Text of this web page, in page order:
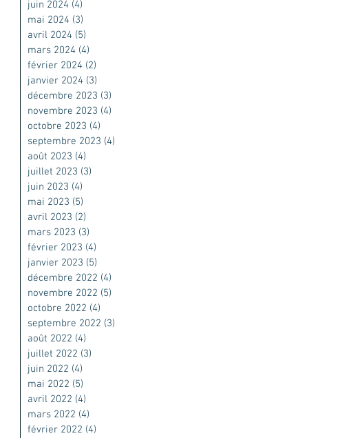
juin 2024 (4)
mai 2024 (3)
avril 2024 (5)
mars 2024 (4)
février 2024 (2)
janvier 2024 (3)
décembre 2023 (3)
novembre 2023 (4)
octobre 2023 (4)
septembre 2023 (4)
août 2023 (4)
juillet 2023 (3)
juin 2023 (4)
mai 2023 (5)
avril 2023 (2)
mars 2023 (3)
février 2023 (4)
janvier 2023 (5)
décembre 2022 (4)
novembre 2022 (5)
octobre 2022 (4)
septembre 2022 (3)
août 2022 (4)
juillet 2022 (3)
juin 2022 (4)
mai 2022 (5)
avril 2022 (4)
mars 2022 (4)
février 2022 (4)